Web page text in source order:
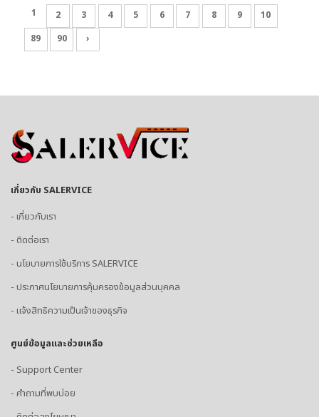
1 2 3 4 5 6 7 8 9
10
89
90 ›
เกี่ยวกับ SALERVICE
- เกี่ยวกับเรา
- ติดต่อเรา
- นโยบายการใช้บริการ SALERVICE
- ประกาศนโยบายการคุ้มครองข้อมูลส่วนบุคคล
- แจ้งสิทธิความเป็นเจ้าของธุรกิจ
ศูนย์ข้อมูลและช่วยเหลือ
- Support Center
- คำถามที่พบบ่อย